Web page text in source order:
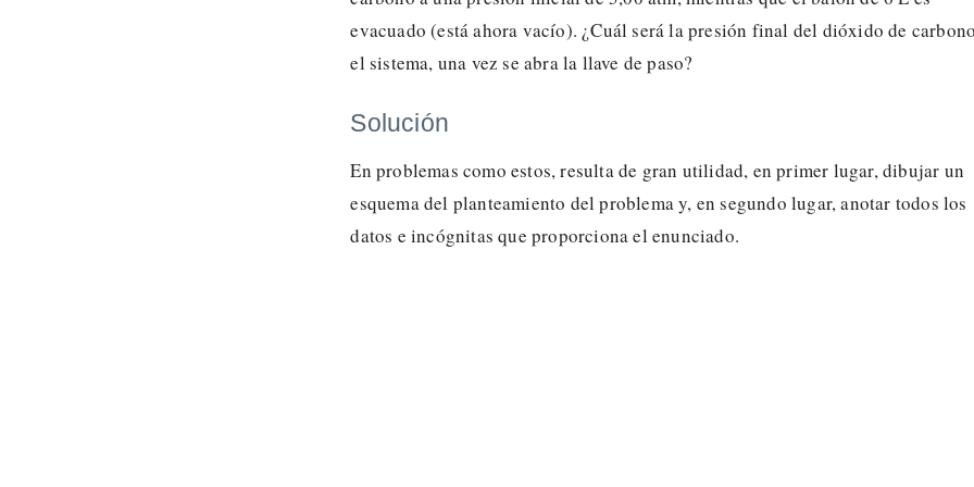
evacuado (está ahora vacío). ¿Cuál será la presión final del dióxido de
el sistema, una vez se abra la llave de paso?
Solución
En problemas como estos, resulta de gran utilidad, en primer lugar, dibujar un
esquema del planteamiento del problema y, en segundo lugar, anotar todos los
datos e incógnitas que proporciona el enunciado.